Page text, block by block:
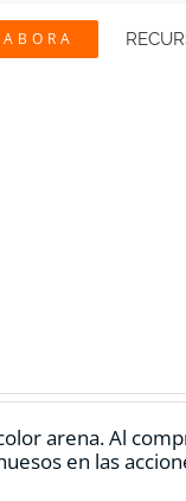
arena. Al
en las